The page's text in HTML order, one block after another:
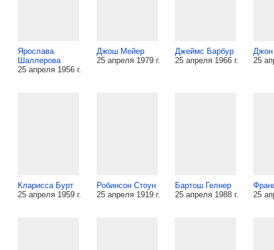
Ярослава
Шаллерова
25 апреля 1956 г.
Джош Мейер
25 апреля 1979 г.
Джеймс Барбур
25 апреля 1966 г.
25
Кларисса Бурт
25 апреля 1959 г.
Робинсон Стоун
25 апреля 1919 г.
Бартош Гелнер
25 апреля 1988 г.
25